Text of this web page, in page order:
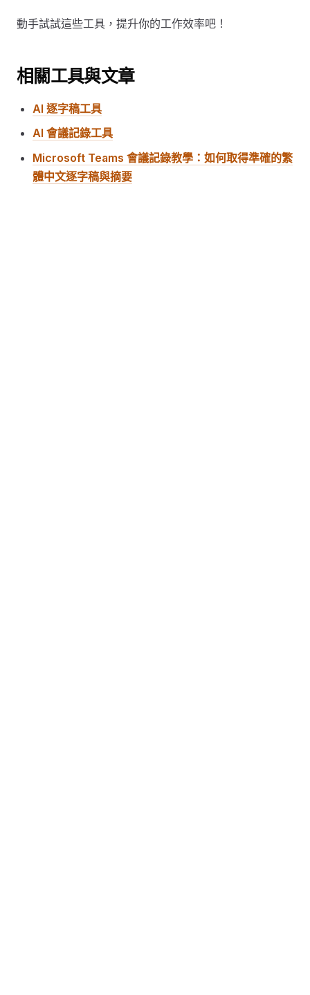
動手試試這些工具，提升你的工作效率吧！
相關工具與文章
AI 逐字稿工具
AI 會議記錄工具
Microsoft Teams 會議記錄教學：如何取得準確的繁
體中文逐字稿與摘要